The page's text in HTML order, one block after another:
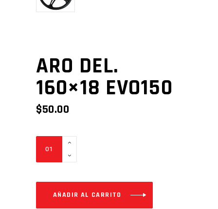
ARO DEL.
160×18 EVO150
$50.00
EVO150
CantidadAÑADIR AL CARRITO